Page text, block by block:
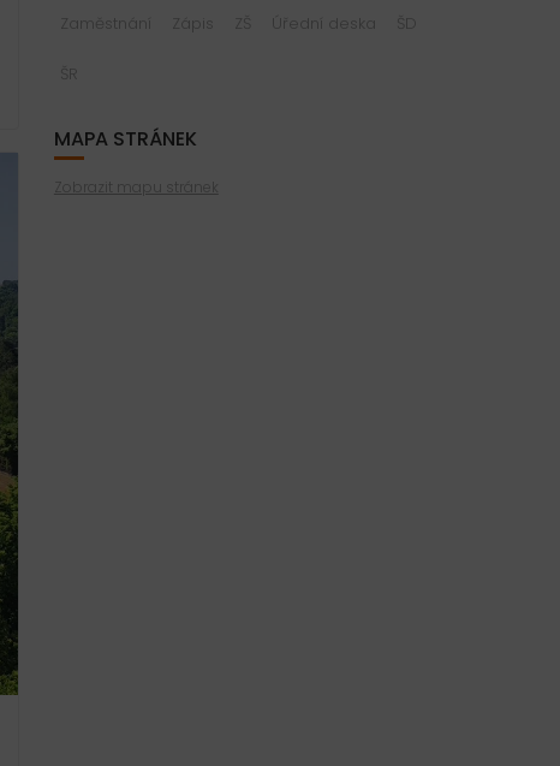
Zaměstnání Zápis ZŠ Úřední deska ŠD
ŠR
MAPA STRÁNEK
Zobrazit mapu stránek